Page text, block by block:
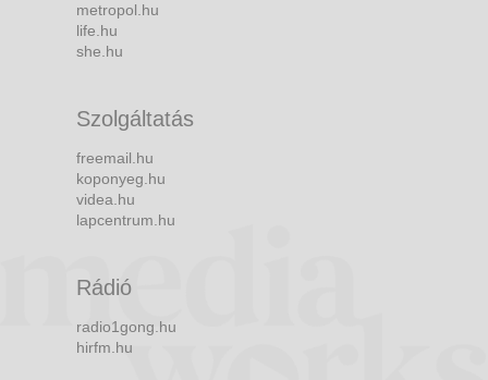
metropol.hu
life.hu
she.hu
Szolgáltatás
freemail.hu
koponyeg.hu
videa.hu
lapcentrum.hu
Rádió
radio1gong.hu
hirfm.hu